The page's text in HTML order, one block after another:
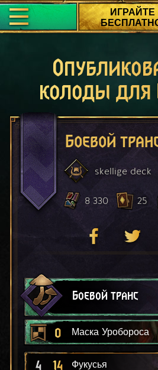
ИГРАЙТЕ
колоды для
Боевой
skellige deck
8 330 25
Боевой транс
0 Маска Уробороса
4 14 Фукусья